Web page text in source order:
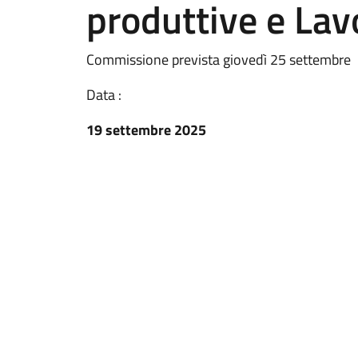
produttive e
Commissione prevista giovedì 25 settembre
Data :
19 settembre 2025